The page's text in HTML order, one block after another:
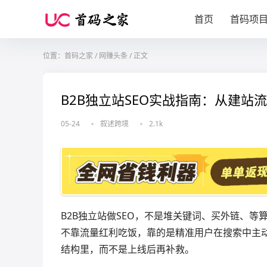
首页 首码项
位置： 首码之家 / 网赚头条 /正文
B2B独立站SEO实战指南：从建站
05-24 叙述跨境 2.1k
B2B独立站做SEO，不是堆关键词、买外链、
不靠流量红利吃饭，靠的是精准用户在搜索中
结构里，而不是上线后再补救。